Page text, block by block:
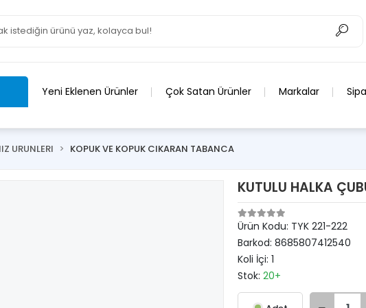
Yeni Eklenen Ürünler Çok Satan Ürünler Markalar
URUNLERI KOPUK VE KOPUK CIKARAN TABANCA
KUTULU HALKA
Ürün Kodu: TYK 221-222
Barkod: 8685807412540
Koli İçi: 1
Stok: 20+